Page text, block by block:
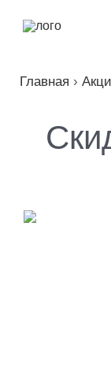
Главная ›